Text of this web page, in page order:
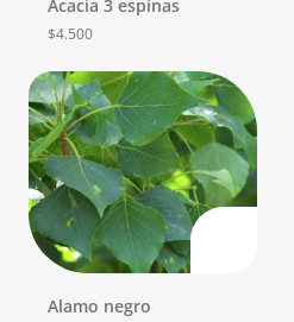
Acacia 3 espinas
$4.500
Alamo negro